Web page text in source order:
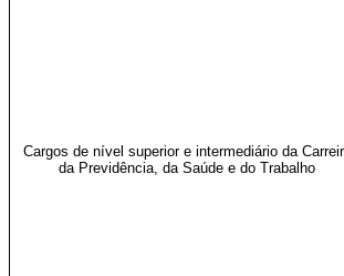
Cargos de nível superior e intermediário da
da Previdência, da Saúde e do Trabalho